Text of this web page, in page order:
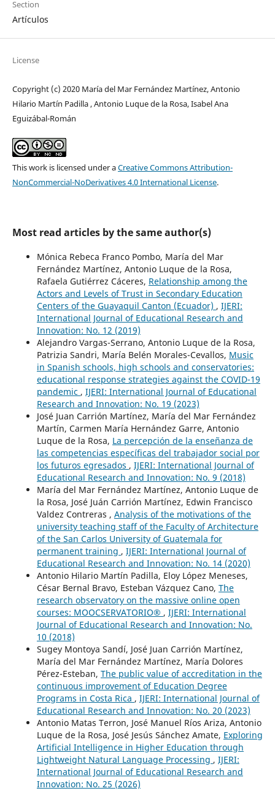
Section
Artículos
License
Copyright (c) 2020 María del Mar Fernández Martínez, Antonio
Hilario Martín Padilla , Antonio Luque de la Rosa, Isabel Ana
Eguizábal-Román
This work is licensed under aCreative Commons Attribution-
NonCommercial-NoDerivatives 4.0 International License.
Most read articles by the same author(s)
Mónica Rebeca Franco Pombo, María del Mar
Fernández Martínez, Antonio Luque de la Rosa,
Rafaela Gutiérrez Cáceres, Relationship among the
Actors and Levels of Trust in Secondary Education
Centers of the Guayaquil Canton (Ecuador) , IJERI:
International Journal of Educational Research and
Innovation: No. 12 (2019)
Alejandro Vargas-Serrano, Antonio Luque de la Rosa,
Patrizia Sandri, María Belén Morales-Cevallos, Music
in Spanish schools, high schools and conservatories:
educational response strategies against the COVID-19
pandemic , IJERI: International Journal of Educational
Research and Innovation: No. 19 (2023)
José Juan Carrión Martínez, María del Mar Fernández
Martín, Carmen María Hernández Garre, Antonio
Luque de la Rosa, La percepción de la enseñanza de
las competencias específicas del trabajador social por
los futuros egresados , IJERI: International Journal of
Educational Research and Innovation: No. 9 (2018)
María del Mar Fernández Martínez, Antonio Luque de
la Rosa, José Juán Carrión Martínez, Edwin Francisco
Valdez Contreras , Analysis of the motivations of the
university teaching staff of the Faculty of Architecture
of the San Carlos University of Guatemala for
permanent training , IJERI: International Journal of
Educational Research and Innovation: No. 14 (2020)
Antonio Hilario Martín Padilla, Eloy López Meneses,
César Bernal Bravo, Esteban Vázquez Cano, The
research observatory on the massive online open
courses: MOOCSERVATORIO® , IJERI: International
Journal of Educational Research and Innovation: No.
10 (2018)
Sugey Montoya Sandí, José Juan Carrión Martínez,
María del Mar Fernández Martínez, María Dolores
Pérez-Esteban, The public value of accreditation in the
continuous improvement of Education Degree
Programs in Costa Rica , IJERI: International Journal of
Educational Research and Innovation: No. 20 (2023)
Antonio Matas Terron, José Manuel Ríos Ariza, Antonio
Luque de la Rosa, José Jesús Sánchez Amate, Exploring
Artificial Intelligence in Higher Education through
Lightweight Natural Language Processing , IJERI:
International Journal of Educational Research and
Innovation: No. 25 (2026)